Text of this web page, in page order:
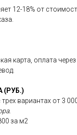
12-18% от
карта, оплата
(РУБ.)
вариантах от 3
за м2